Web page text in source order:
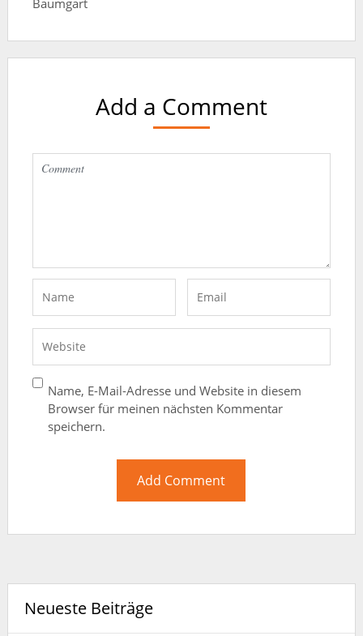
Add a Comment
Name, E-Mail-Adresse und Website in diesem
Browser für meinen nächsten Kommentar
speichern.
Neueste Beiträge